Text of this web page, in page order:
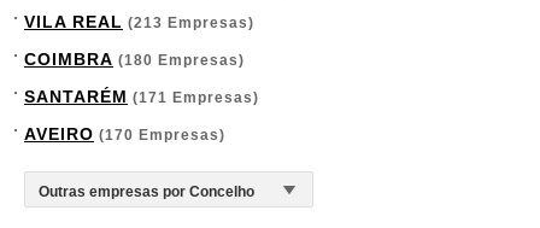
VILA REAL (213 Empresas)
COIMBRA (180 Empresas)
SANTARÉM (171 Empresas)
AVEIRO (170 Empresas)